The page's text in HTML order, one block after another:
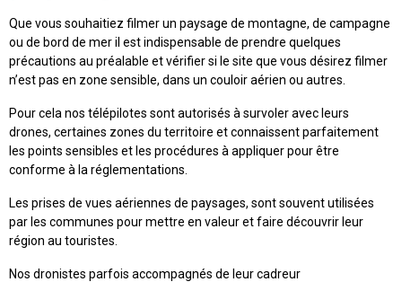
Que vous souhaitiez filmer un paysage de montagne, de campagne
ou de bord de mer il est indispensable de prendre quelques
précautions au préalable et vérifier si le site que vous désirez filmer
n’est pas en zone sensible, dans un couloir aérien ou autres.
Pour cela nos télépilotes sont autorisés à survoler avec leurs
drones, certaines zones du territoire et connaissent parfaitement
les points sensibles et les procédures à appliquer pour être
conforme à la réglementations.
Les prises de vues aériennes de paysages, sont souvent utilisées
par les communes pour mettre en valeur et faire découvrir leur
région au touristes.
Nos dronistes parfois accompagnés de leur cadreur